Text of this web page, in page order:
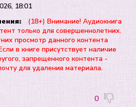
18:01
(18+) Внимание! Аудиокнига
только для совершеннолетних.
просмотр данного контента
в книге присутствует наличие
запрещенного контента -
для удаления материала.
0